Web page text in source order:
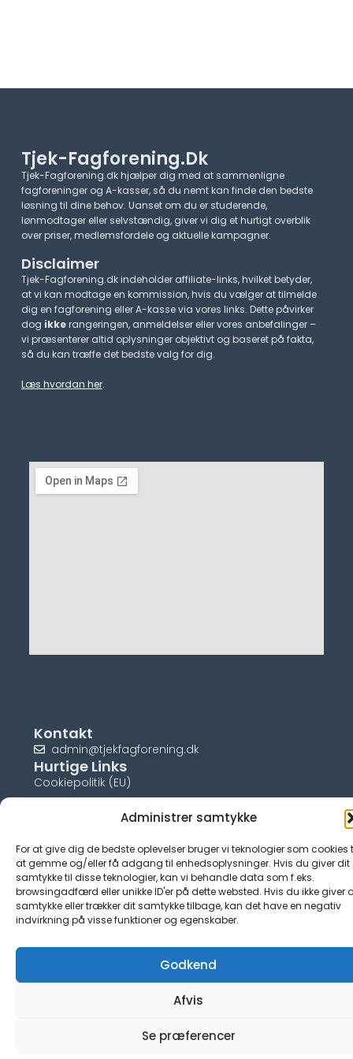
Administrer samtykke
For at give dig de bedste oplevelser bruger vi teknologier som cookies
at gemme og/eller få adgang til enhedsoplysninger. Hvis du giver dit
samtykke til disse teknologier, kan vi behandle data som f.eks.
browsingadfærd eller unikke ID'er på dette websted. Hvis du ikke giver
samtykke eller trækker dit samtykke tilbage, kan det have en negativ
indvirkning på visse funktioner og egenskaber.
Godkend
Afvis
Se præferencer
Tjek-Fagforening.dk
Tjek-Fagforening.dk hjælper dig med at sammenligne
fagforeninger og A-kasser, så du nemt kan finde den bedste
løsning til dine behov. Uanset om du er studerende,
lønmodtager eller selvstændig, giver vi dig et hurtigt overblik
over priser, medlemsfordele og aktuelle kampagner.​
Disclaimer
Tjek-Fagforening.dk indeholder affiliate-links, hvilket betyder,
at vi kan modtage en kommission, hvis du vælger at tilmelde
dig en fagforening eller A-kasse via vores links. Dette påvirker
dog ikkerangeringen, anmeldelser eller vores anbefalinger –
vi præsenterer altid oplysninger objektivt og baseret på fakta,
så du kan træffe det bedste valg for dig.
Læs hvordan her.
Kontakt
admin@tjekfagforening.dk
Hurtige Links
Cookiepolitik (EU)
© tjek-fagforening.dk